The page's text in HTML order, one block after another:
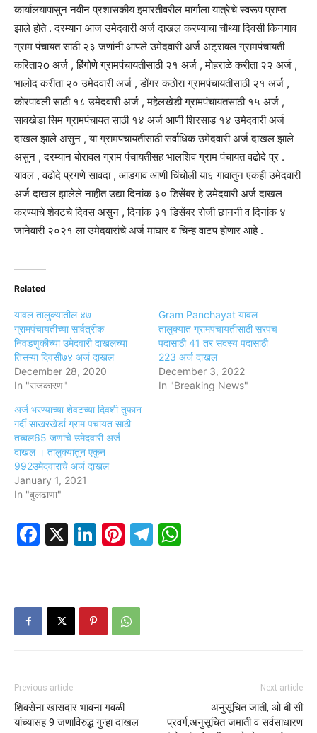
कार्यालयापासुन नवीन प्रशासकीय इमारतीवरील मार्गाला यात्रेचे स्वरूप प्राप्त
झाले होते . दरम्यान आज उमेदवारी अर्ज दाखल करण्याचा चौथ्या दिवसी किनगाव
ग्राम पंचायत साठी २३ जणांनी आपले उमेदवारी अर्ज अट्रावल ग्रामपंचायती
करिता२o अर्ज , हिंगोणे ग्रामपंचायतीसाठी २१ अर्ज , मोहराळे करीता २२ अर्ज ,
भालोद करीता २० उमेदवारी अर्ज , डोंगर कठोरा ग्रामपंचायतीसाठी २१ अर्ज ,
कोरपावली साठी १८ उमेदवारी अर्ज , महेलखेडी ग्रामपंचायतसाठी १५ अर्ज ,
सावखेडा सिम ग्रामपंचायत साठी १४ अर्ज आणी शिरसाड १४ उमेदवारी अर्ज
दाखल झाले असुन , या ग्रामपंचायतीसाठी सर्वाधिक उमेदवारी अर्ज दाखल झाले
असुन , दरम्यान बोरावल ग्राम पंचायतीसह भालशिव ग्राम पंचायत वढोदे प्र .
यावल , वढोदे प्रगणे सावदा , आडगाव आणी चिंचोली या६ गावातुन एकही उमेदवारी
अर्ज दाखल झालेले नाहीत उद्या दिनांक ३० डिसेंबर हे उमेदवारी अर्ज दाखल
करण्याचे शेवटचे दिवस असुन , दिनांक ३१ डिसेंबर रोजी छाननी व दिनांक ४
जानेवारी २०२१ ला उमेदवारांचे अर्ज माघार व चिन्ह वाटप होणार आहे .
Related
यावल तालुक्यातील ४७
ग्रामपंचायतीच्या सार्वत्रीक
निवडणुकीच्या उमेदवारी दाखलच्या
तिसऱ्या दिवसी७४ अर्ज दाखल
December 28, 2020
In "राजकारण"
Gram Panchayat यावल
तालुक्यात ग्रामपंचायतीसाठी सरपंच
पदासाठी 41 तर सदस्य पदासाठी
223 अर्ज दाखल
December 3, 2022
In "Breaking News"
अर्ज भरण्याच्या शेवटच्या दिवशी तुफान
गर्दी साखरखेर्डा ग्राम पचांयत साठी
तब्बल65 जणांचे उमेदवारी अर्ज
दाखल । तालुक्यातून एकुन
992उमेदवाराचे अर्ज दाखल
January 1, 2021
In "बुलढाणा"
Facebook
X LinkedIn
Pinterest
Telegram
Previous article
शिवसेना खासदार भावना गवळी
यांच्यासह 9 जणाविरुद्ध गुन्हा दाखल
Next article
अनुसूचित जाती, ओ बी सी
प्रवर्ग,अनुसूचित जमाती व सर्वसाधारण